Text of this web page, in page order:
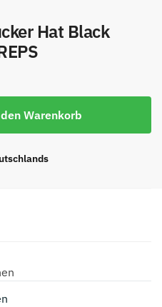
Hat Black
Warenkorb